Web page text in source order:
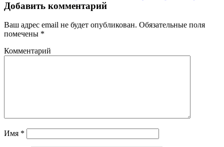
Добавить комментарий
Ваш адрес email не будет опубликован. Обязательные поля
помечены *
Комментарий
Имя *